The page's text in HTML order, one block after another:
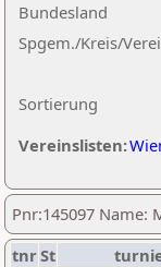
Sortierung
Bundesland
Spgem./Kreis/
Vereinslisten:
Pnr:145097 Name:
tnrSt